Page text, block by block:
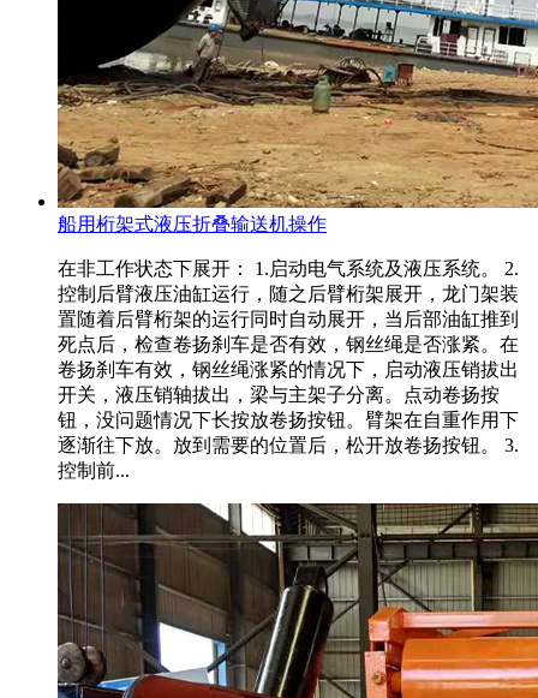
船用桁架式液压折叠输送机操作
在非工作状态下展开： 1.启动电气系统及液压系统。 2.
控制后臂液压油缸运行，随之后臂桁架展开，龙门架装
置随着后臂桁架的运行同时自动展开，当后部油缸推到
死点后，检查卷扬刹车是否有效，钢丝绳是否涨紧。在
卷扬刹车有效，钢丝绳涨紧的情况下，启动液压销拔出
开关，液压销轴拔出，梁与主架子分离。点动卷扬按
钮，没问题情况下长按放卷扬按钮。臂架在自重作用下
逐渐往下放。放到需要的位置后，松开放卷扬按钮。 3.
控制前...